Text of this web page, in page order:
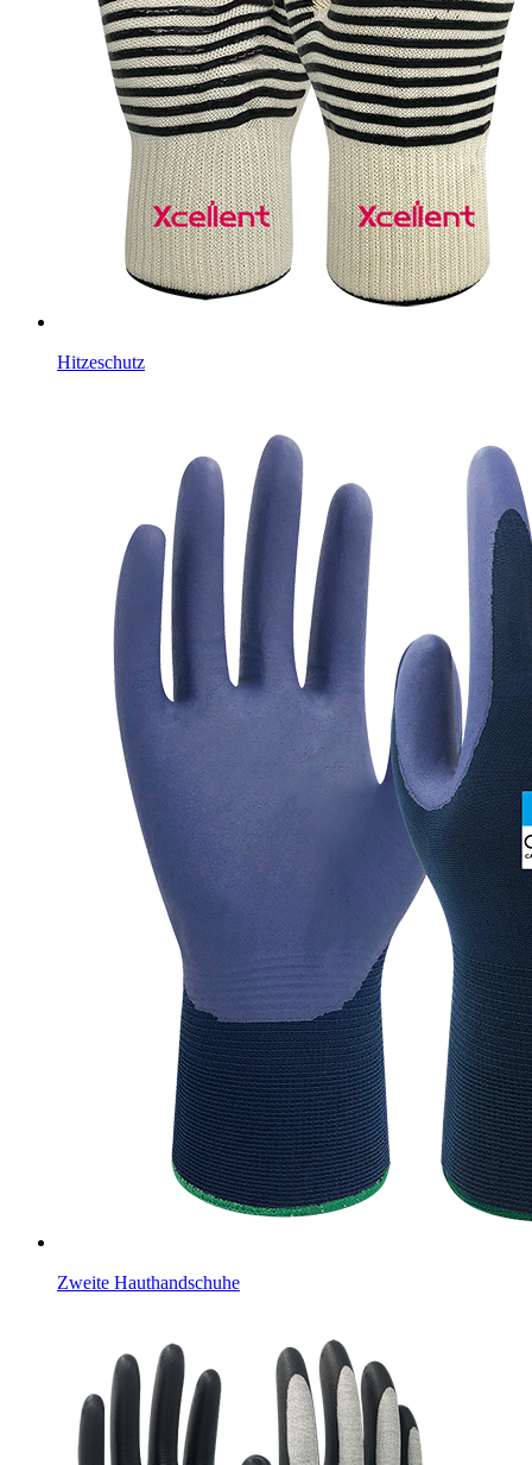
Hitzeschutz
Zweite Hauthandschuhe